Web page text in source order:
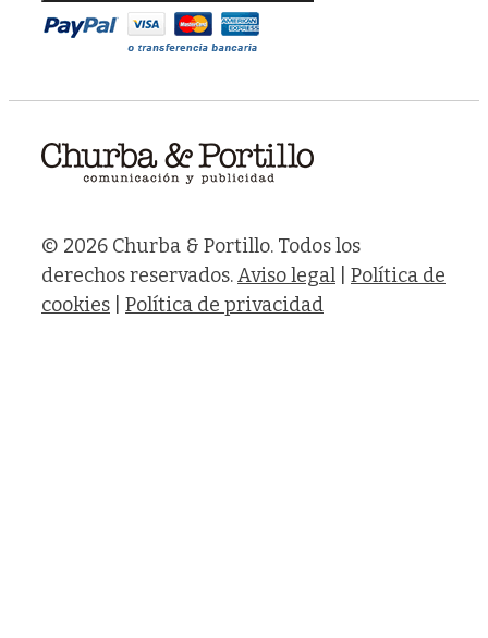
© 2026 Churba & Portillo. Todos los
derechos reservados.Aviso legal
Política de
cookies
Política de privacidad